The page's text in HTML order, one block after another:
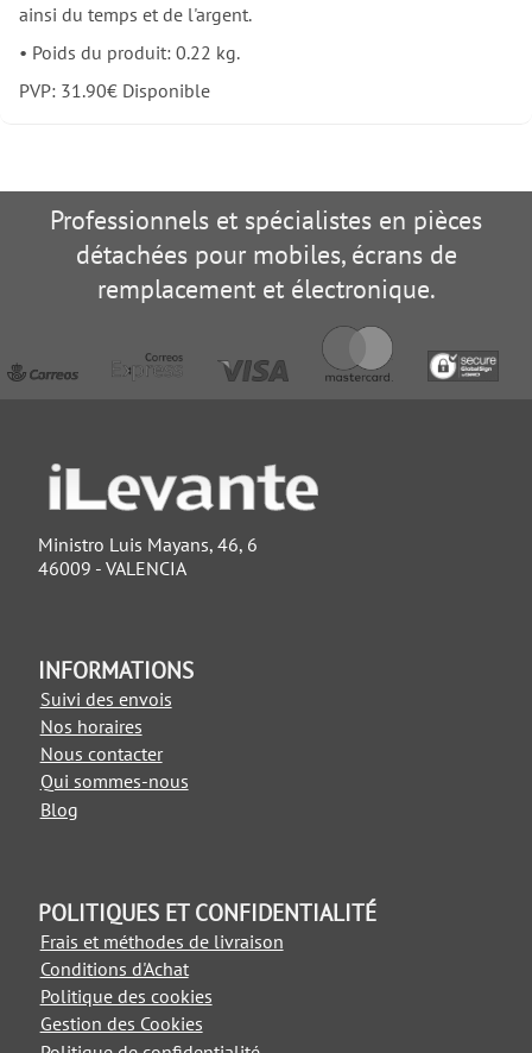
ainsi du temps et de l'argent.
• Poids du produit: 0.22 kg.
PVP: 31.90€ Disponible
Professionnels et spécialistes en pièces
détachées pour mobiles, écrans de
remplacement et électronique.
Ministro Luis Mayans, 46, 6
46009 - VALENCIA
INFORMATIONS
Suivi des envois
Nos horaires
Nous contacter
Qui sommes-nous
Blog
POLITIQUES ET CONFIDENTIALITÉ
Frais et méthodes de livraison
Conditions d'Achat
Politique des cookies
Gestion des Cookies